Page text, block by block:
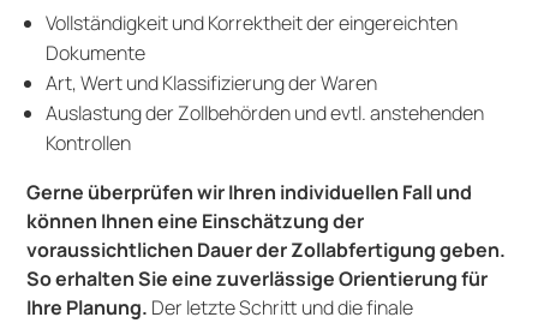
Vollständigkeit und Korrektheit der eingereichten
Dokumente
Art, Wert und Klassifizierung der Waren
Auslastung der Zollbehörden und evtl. anstehenden
Kontrollen
Gerne überprüfen wir Ihren individuellen Fall und
können Ihnen eine Einschätzung der
voraussichtlichen Dauer der Zollabfertigung geben.
So erhalten Sie eine zuverlässige Orientierung für
Ihre Planung. Der letzte Schritt und die finale